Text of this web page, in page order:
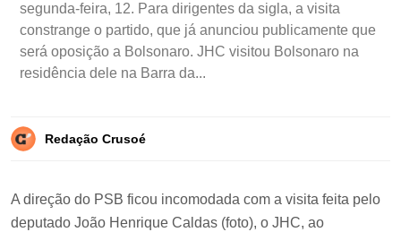
segunda-feira, 12. Para dirigentes da sigla, a visita
constrange o partido, que já anunciou publicamente que
será oposição a Bolsonaro. JHC visitou Bolsonaro na
residência dele na Barra da...
Redação Crusoé
A direção do PSB ficou incomodada com a visita feita pelo
deputado João Henrique Caldas (foto), o JHC, ao